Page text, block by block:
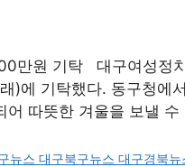
만원 기탁 대구여성정
)에 기탁했다. 동구청
어 따뜻한 겨울을 보낼
뉴스 대구북구뉴스 대구경북뉴